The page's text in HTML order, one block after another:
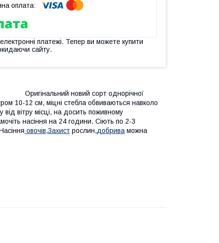
платежі. Тепер ви можете купити
сайту.
Оригінальний новий сорт однорічної
10-12 см, міцні стебла обвиваються навколо
вітру місці, на досить поживному
насіння на 24 години. Сіють по 2-3
овочiв,Захист рослин,добрива можна